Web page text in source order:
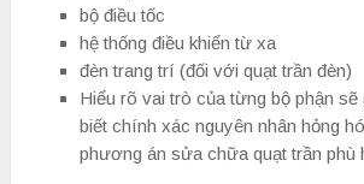
bộ điều tốc
hệ thống điều khiển từ xa
đèn trang trí (đối với quạt trần đèn)
Hiểu rõ vai trò của từng bộ phận sẽ
biết chính xác nguyên nhân hỏng
phương án sửa chữa quạt trần phù